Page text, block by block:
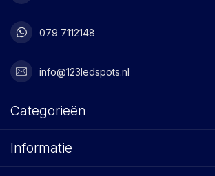
079 7112148
info@123ledspots.nl
Categorieën
Informatie